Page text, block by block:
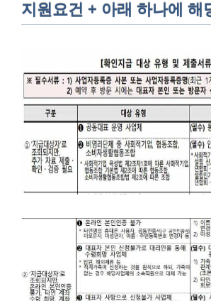
지원요건 + 아래 하나에 해